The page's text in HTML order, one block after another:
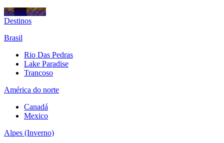
Assista agora
Destinos
Brasil
Rio Das Pedras
Lake Paradise
Trancoso
América do norte
Canadá
Mexico
Alpes (Inverno)